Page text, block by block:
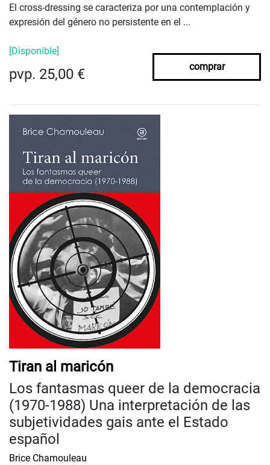
El cross-dressing se caracteriza por una contemplación y
expresión del género no persistente en el ...
[Disponible]
pvp. 25,00 € comprar
Tiran al maricón
Los fantasmas queer de la democracia
(1970-1988) Una interpretación de las
subjetividades gais ante el Estado
español
Brice Chamouleau